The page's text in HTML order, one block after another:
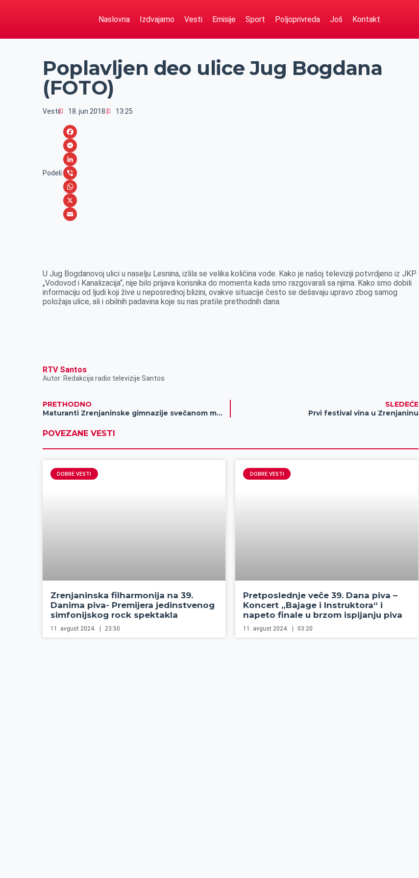
Naslovna Izdvajamo Vesti Emisije Sport Poljoprivreda Još Kontakt
Poplavljen deo ulice Jug Bogdana
(FOTO)
Vesti 18. jun 2018. 13:25
Podeli:
F
a
c
e
b
o
M
e
s
s
e
r
L
i
n
k
n
V
i
b
W
h
A
p
p
X
i
l
U Jug Bogdanovoj ulici u naselju Lesnina, izlila se velika količina vode. Kako je našoj televiziji potvrdjeno iz JKP
„Vodovod i Kanalizacija“, nije bilo prijava korisnika do momenta kada smo razgovarali sa njima. Kako smo dobili
informaciju od ljudi koji žive u neposrednoj blizini, ovakve situacije često se dešavaju upravo zbog samog
položaja ulice, ali i obilnih padavina koje su nas pratile prethodnih dana.
RTV Santos
Autor: Redakcija radio televizije Santos
PRETHODNO
Maturanti Zrenjaninske gimnazije svečanom manifestacijom obeležili kraj školske godine (FOTO)
SLEDEĆE
Prvi festival vina u Zrenjaninu
POVEZANE VESTI
DOBRE VESTI
Zrenjaninska filharmonija na 39.
Danima piva- Premijera jedinstvenog
simfonijskog rock spektakla
11. avgust 2024. 23:50
DOBRE VESTI
Pretposlednje veče 39. Dana piva –
Koncert „Bajage i Instruktora“ i
napeto finale u brzom ispijanju piva
11. avgust 2024. 03:20